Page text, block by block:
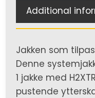
Additional
Jakken som
Denne
1 jakke med
pustende